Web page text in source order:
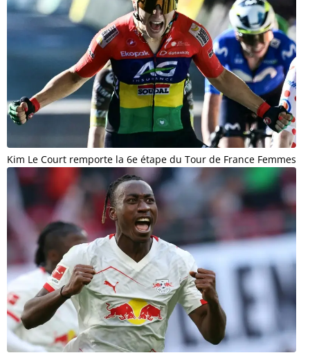
Kim Le Court remporte la 6e étape du Tour de France Femmes